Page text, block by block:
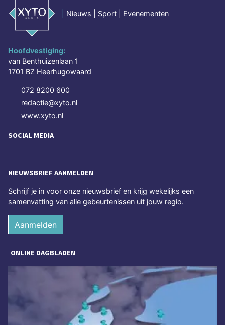
Nieuws | Sport | Evenementen
Hoofdvestiging:
van Benthuizenlaan 1
1701 BZ Heerhugowaard
072 8200 600
redactie@xyto.nl
www.xyto.nl
SOCIAL MEDIA
NIEUWSBRIEF AANMELDEN
Schrijf je in voor onze nieuwsbrief en krijg wekelijks een
samenvatting van alle gebeurtenissen uit jouw regio.
Aanmelden
ONLINE DAGBLADEN